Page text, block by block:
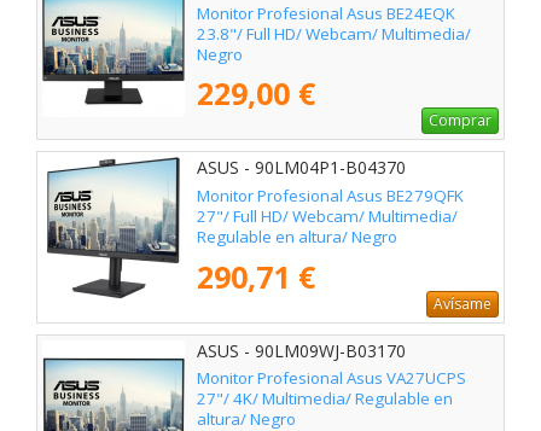
Monitor Profesional Asus BE24EQK
23.8"/ Full HD/ Webcam/ Multimedia/
Negro
229,00 €
Comprar
ASUS - 90LM04P1-B04370
Monitor Profesional Asus BE279QFK
27"/ Full HD/ Webcam/ Multimedia/
Regulable en altura/ Negro
290,71 €
Avísame
ASUS - 90LM09WJ-B03170
Monitor Profesional Asus VA27UCPS
27"/ 4K/ Multimedia/ Regulable en
altura/ Negro